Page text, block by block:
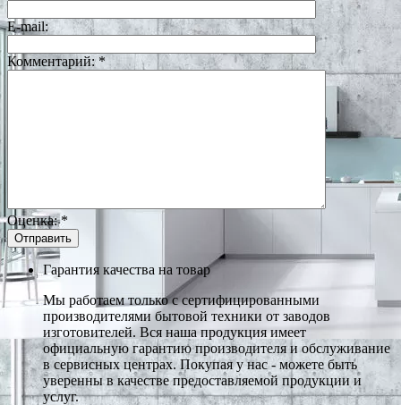
E-mail:
Комментарий:*
Оценка:*
Гарантия качества на товар
Мы работаем только с сертифицированными
производителями бытовой техники от заводов
изготовителей. Вся наша продукция имеет
официальную гарантию производителя и обслуживание
в сервисных центрах. Покупая у нас - можете быть
уверенны в качестве предоставляемой продукции и
услуг.